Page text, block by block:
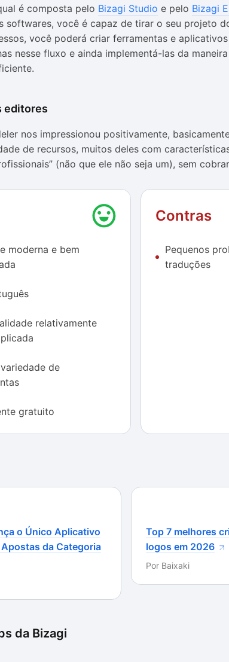
é composta pelo Bizagi Studio e pelo Bizagi
softwares, você é capaz de tirar o seu projeto
você poderá criar ferramentas e
nesse fluxo e ainda implementá-las da
editores
nos impressionou positivamente,
de recursos, muitos deles com
(não que ele não seja um), sem
está procurando um aplicativo para organizar
e identificar possíveis falhas de
gastar um centavo para isso.
que chama atenção no Bizagi Modeler é o seu
aparência e estrutura dos softwares inclusos no
usado em todo o mundo. Isso faz com que
seja ainda mais descomplicada.
a sua beleza que merece ser destacada. A
de um sistema de abas e painéis de acesso
ainda pela tradução do software para o
funcionamento do fluxo processual, que não
Apesar dessa pequena falha, isso não chega a
Ainda nesse sentido, vale mencionar a
do que funcional
do Bizagi Modeler também não deixou a
como esperávamos e conforme o
Além disso, não presenciamos qualquer tipo
apresentou um consumo relativamente baixo
nossos testes, tanto a memória RAM
moderna e bem
relativamente
de
gratuito
Contras
Pequenos
traduções
o Único Aplicativo
da Categoria
Top 7 melhores
logos em 2026
Por Baixaki
da Bizagi